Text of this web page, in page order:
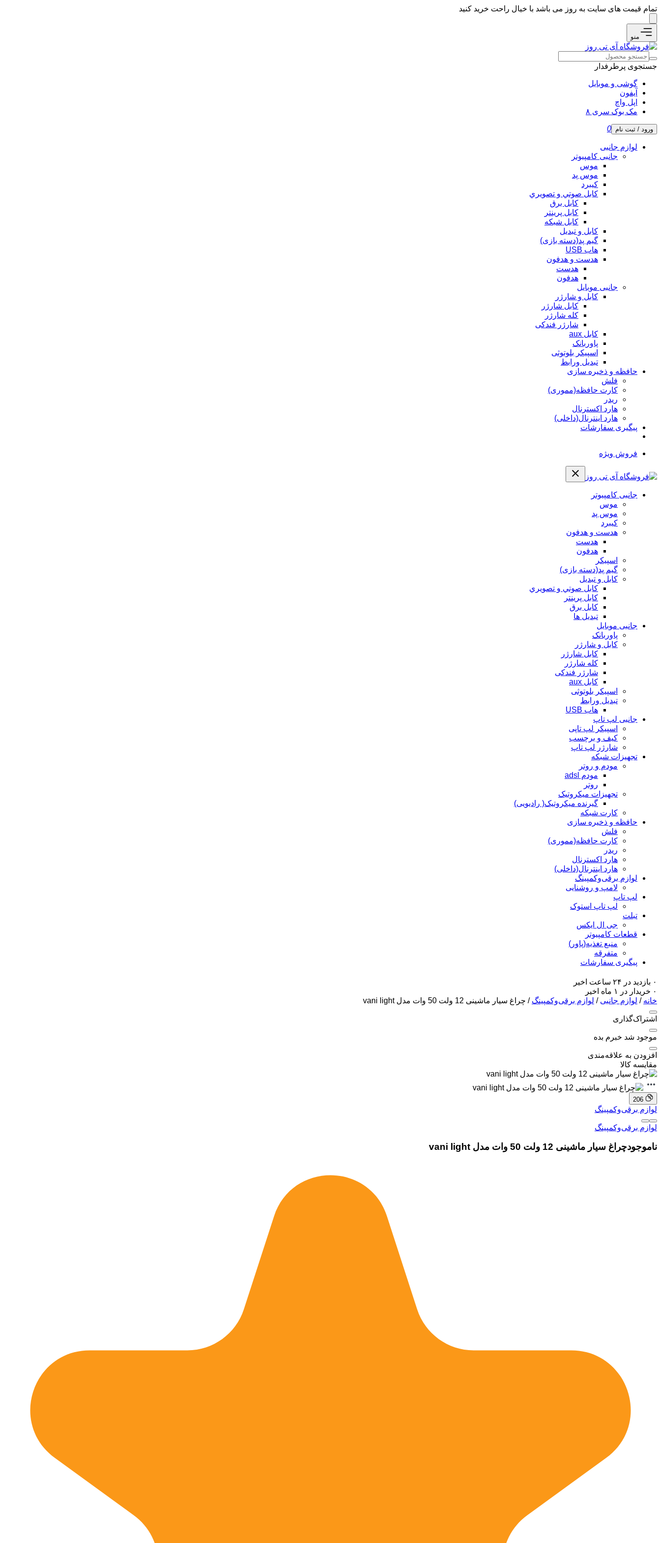
تمام قیمت های سایت به روز می باشد با خیال راحت خرید کنید
منو
جستجوی پرطرفدار
گوشی و موبایل
آیفون
اپل واچ
مک بوک سری ۸
ورود / ثبت نام 0
لوازم جانبی
جانبی کامپیوتر
موس
موس پد
کیبرد
كابل صوتي و تصويري
کابل برق
کابل پرینتر
کابل شبکه
کابل و تبدیل
گیم پد(دسته بازی)
هاب USB
هدست و هدفون
هدست
هدفون
جانبی موبایل
کابل و شارژر
کابل شارژر
کله شارژر
شارژر فندکی
کابل aux
پاوربانک
اسپیکر بلوتوثی
تبدیل ورابط
حافظه و ذخیره سازی
فلش
کارت حافظه(مموری)
ریدر
هارد اکسترنال
هارد اینترنال(داخلی)
پیگیری سفارشات
فروش ویژه
جانبی کامپیوتر
موس
موس پد
کیبرد
هدست و هدفون
هدست
هدفون
اسپیکر
گیم پد(دسته بازی)
کابل و تبدیل
كابل صوتي و تصويري
کابل پرینتر
کابل برق
تبدیل ها
جانبی موبایل
پاوربانک
کابل و شارژر
کابل شارژر
کله شارژر
شارژر فندکی
کابل aux
اسپیکر بلوتوثی
تبدیل ورابط
هاب USB
جانبی لپ تاپ
اسپیکر لپ تاپی
کیف و برچسب
شارژر لپ تاپ
تجهیزات شبکه
مودم و روتر
مودم adsl
روتر
تجهیزات میکروتیک
گیرنده میکروتیک( رادیویی)
کارت شبکه
حافظه و ذخیره سازی
فلش
کارت حافظه(مموری)
ریدر
هارد اکسترنال
هارد اینترنال(داخلی)
لوازم برقی‌وکمپینگ
لامپ و روشنایی
لپ تاپ
لپ تاپ استوک
تبلت
جی ال ایکس
قطعات کامپیوتر
منبع تغذیه(پاور)
متفرقه
پیگیری سفارشات
۰ بازدید در ۲۴ ساعت اخیر
۰ خریدار در ۱ ماه اخیر
خانه / لوازم جانبی / لوازم برقی‌وکمپینگ / چراغ سیار ماشینی 12 ولت 50 وات مدل vani light
اشتراک‌گذاری
موجود شد خبرم بده
افزودن به علاقه‌مندی
مقایسه کالا
206
لوازم برقی‌وکمپینگ
لوازم برقی‌وکمپینگ
ناموجودچراغ سیار ماشینی 12 ولت 50 وات مدل vani light